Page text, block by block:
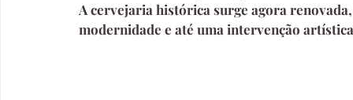
A cervejaria histórica surge agora
modernidade e até uma intervenção